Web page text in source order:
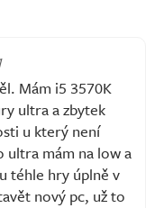
Mám i5 3570K
ultra a zbytek
u který není
ultra mám na low a
téhle hry úplně v
nový pc, už to